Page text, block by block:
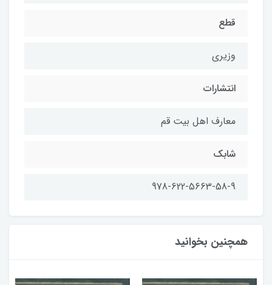
قطع
وزیری
انتشارات
معارف اهل بیت قم
شابك
978-622-5663-58-9
همچنین بخوانید